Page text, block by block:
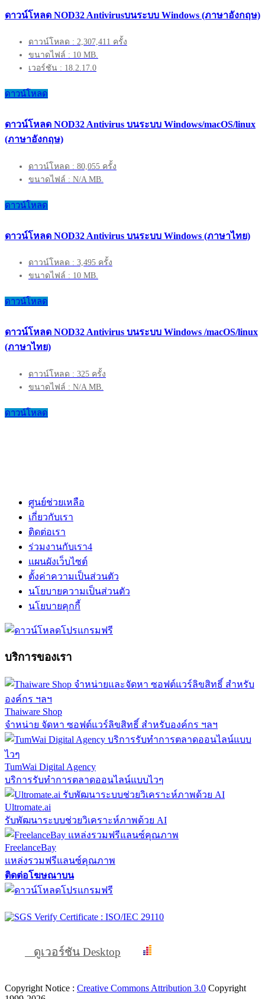
ดาวน์โหลด NOD32 Antivirusบนระบบ Windows (ภาษาอังกฤษ)
ดาวน์โหลด : 2,307,411 ครั้ง
ขนาดไฟล์ : 10 MB.
เวอร์ชัน : 18.2.17.0
ดาวน์โหลด
ดาวน์โหลด NOD32 Antivirus บนระบบ Windows/macOS/linux
(ภาษาอังกฤษ)
ดาวน์โหลด : 80,055 ครั้ง
ขนาดไฟล์ : N/A MB.
ดาวน์โหลด
ดาวน์โหลด NOD32 Antivirus บนระบบ Windows (ภาษาไทย)
ดาวน์โหลด : 3,495 ครั้ง
ขนาดไฟล์ : 10 MB.
ดาวน์โหลด
ดาวน์โหลด NOD32 Antivirus บนระบบ Windows /macOS/linux
(ภาษาไทย)
ดาวน์โหลด : 325 ครั้ง
ขนาดไฟล์ : N/A MB.
ดาวน์โหลด
ศูนย์ช่วยเหลือ
เกี่ยวกับเรา
ติดต่อเรา
ร่วมงานกับเรา4
แผนผังเว็บไซต์
ตั้งค่าความเป็นส่วนตัว
นโยบายความเป็นส่วนตัว
นโยบายคุกกี้
บริการของเรา
Thaiware Shop
จำหน่าย จัดหา ซอฟต์แวร์ลิขสิทธิ์ สำหรับองค์กร ฯลฯ
TumWai Digital Agency
บริการรับทำการตลาดออนไลน์แบบไวๆ
Ultromate.ai
รับพัฒนาระบบช่วยวิเคราะห์ภาพด้วย AI
FreelanceBay
แหล่งรวมฟรีแลนซ์คุณภาพ
ติดต่อโฆษณาบน
ดูเวอร์ชัน Desktop
Copyright Notice : Creative Commons Attribution 3.0 Copyright